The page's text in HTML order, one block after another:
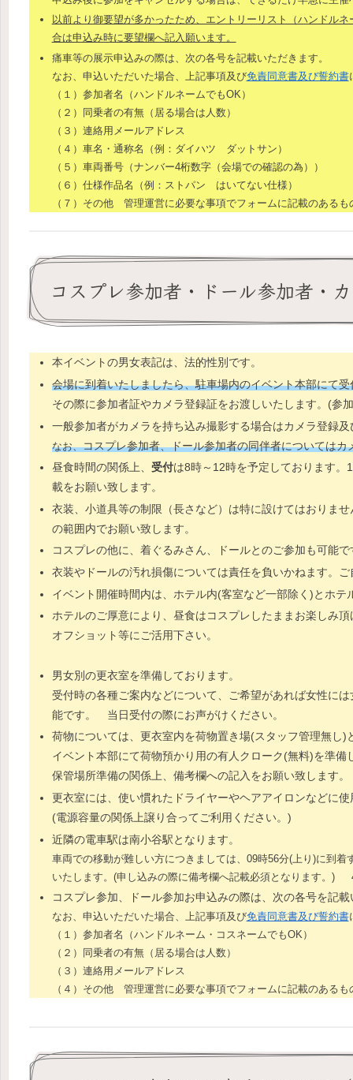
以前より御要望が多かったため、エントリーリスト（ハンドル
合は申込み時に要望欄へ記入願います。
痛車等の展示申込みの際は、次の各号を記載いただきます。
なお、申込いただいた場合、上記事項及び免責同意書及び誓約書
（１）参加者名（ハンドルネームでもOK）
（２）同乗者の有無（居る場合は人数）
（３）連絡用メールアドレス
（４）車名・通称名（例：ダイハツ ダットサン）
（５）車両番号（ナンバー4桁数字（会場での確認の為））
（６）仕様作品名（例：ストパン はいてない仕様）
（７）その他 管理運営に必要な事項でフォームに記載のあるも
コスプレ参加者・ドール参加者・
本イベントの男女表記は、法的性別です。
会場に到着いたしましたら、駐車場内のイベント本部にて
その際に参加者証やカメラ登録証をお渡しいたします。(参
一般参加者がカメラを持ち込み撮影する場合はカメラ登録
なお、コスプレ参加者、ドール参加者の同伴者についてはカ
昼食時間の関係上、 受付は8時～12時を予定しております。
載をお願い致します。
衣装、小道具等の制限（長さなど）は特に設けてはおりま
の範囲内でお願い致します。
コスプレの他に、着ぐるみさん、ドールとのご参加も可能で
衣装やドールの汚れ損傷については責任を負いかねます。
イベント開催時間内は、ホテル内(客室など一部除く)とホ
ホテルのご厚意により、昼食はコスプレしたままお楽しみ頂
オフショット等にご活用下さい。
男女別の更衣室を準備しております。
受付時の各種ご案内などについて、ご希望があれば女性に
能です。 当日受付の際にお声がけください。
荷物については、更衣室内を荷物置き場(スタッフ管理無し)
イベント本部にて荷物預かり用の有人クローク(無料)を準
保管場所準備の関係上、備考欄への記入をお願い致します。
更衣室には、使い慣れたドライヤーやヘアアイロンなどに
(電源容量の関係上譲り合ってご利用ください。)
近隣の電車駅は南小谷駅となります。
車両での移動が難しい方につきましては、09時56分(上り)に到
いたします。(申し込みの際に備考欄へ記載必須となります。)
コスプレ参加、ドール参加お申込みの際は、次の各号を記
なお、申込いただいた場合、上記事項及び免責同意書及び誓約書
（１）参加者名（ハンドルネーム・コスネームでもOK）
（２）同乗者の有無（居る場合は人数）
（３）連絡用メールアドレス
（４）その他 管理運営に必要な事項でフォームに記載のあるも